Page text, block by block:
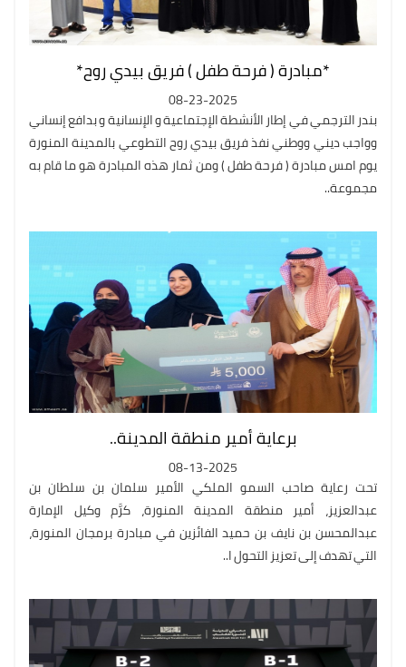
*مبادرة ( فرحة طفل ) فريق بيدي روح*
08-23-2025
بندر الترجمي في إطار الأنشطة الإجتماعية و الإنسانية و بدافع إنساني
وواجب ديني ووطني نفذ فريق بيدي روح التطوعي بالمدينة المنورة
يوم امس مبادرة ( فرحة طفل ) ومن ثمار هذه المبادرة هو ما قام به
مجموعة..
برعاية أمير منطقة المدينة..
08-13-2025
تحت رعاية صاحب السمو الملكي الأمير سلمان بن سلطان بن
عبدالعزيز، أمير منطقة المدينة المنورة، كرَّم وكيل الإمارة
عبدالمحسن بن نايف بن حميد الفائزين في مبادرة برمجان المنورة،
التي تهدف إلى تعزيز التحول ا..